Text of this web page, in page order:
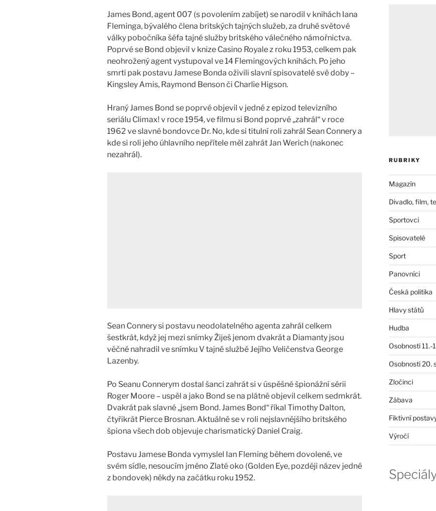
James Bond, agent 007 (s povolením zabíjet) se narodil v knihách Iana
Fleminga, bývalého člena britských tajných služeb, za druhé světové
války pobočníka šéfa tajné služby britského válečného námořnictva.
Poprvé se Bond objevil v knize Casino Royale z roku 1953, celkem pak
neohrožený agent vystupoval ve 14 Flemingových knihách. Po jeho
smrti pak postavu Jamese Bonda oživili slavní spisovatelé své doby –
Kingsley Amis, Raymond Benson či Charlie Higson.
Hraný James Bond se poprvé objevil v jedné z epizod televizního
seriálu Climax! v roce 1954, ve filmu si Bond poprvé „zahrál“ v roce
1962 ve slavné bondovce Dr. No, kde si titulní roli zahrál Sean Connery a
kde si roli jeho úhlavního nepřítele měl zahrát Jan Werich (nakonec
nezahrál).
Sean Connery si postavu neodolatelného agenta zahrál celkem
šestkrát, když jej mezi snímky Žiješ jenom dvakrát a Diamanty jsou
věčné nahradil ve snímku V tajné službě Jejího Veličenstva George
Lazenby.
Po Seanu Connerym dostal šanci zahrát si v úspěšné špionážní sérii
Roger Moore – uspěl a jako Bond se na plátně objevil celkem sedmkrát.
Dvakrát pak slavné „jsem Bond. James Bond“ říkal Timothy Dalton,
čtyřikrát Pierce Brosnan. Aktuálně se v roli nejslavnějšího britského
špiona všech dob objevuje charismatický Daniel Craig.
Postavu Jamese Bonda vymyslel Ian Fleming během dovolené, ve
svém sídle, nesoucím jméno Zlaté oko (Golden Eye, později název jedné
z bondovek) někdy na začátku roku 1952.
RUBRIKY
Magazín
Divadlo, film,
Sportovci
Spisovatelé
Sport
Panovníci
Česká politika
Hlavy států
Hudba
Osobnosti 11.-
Osobnosti 20.
Zločinci
Zábava
Fiktivní
Výročí